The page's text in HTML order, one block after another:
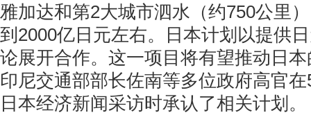
雅加达和第2大城市泗水（约750公里
到2000亿日元左右。日本计划以提供
论展开合作。这一项目将有望推动日
印尼交通部部长佐南等多位政府高官
日本经济新闻采访时承认了相关计划